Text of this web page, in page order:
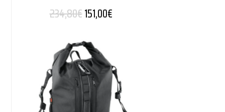
234,80€Alkuperäinen hinta oli: 234,80€.
151,00€Nykyinen hinta on: 151,00€.